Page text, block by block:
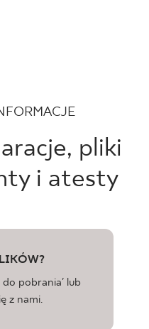
pliki
i atesty
pobrania' lub
z nami.